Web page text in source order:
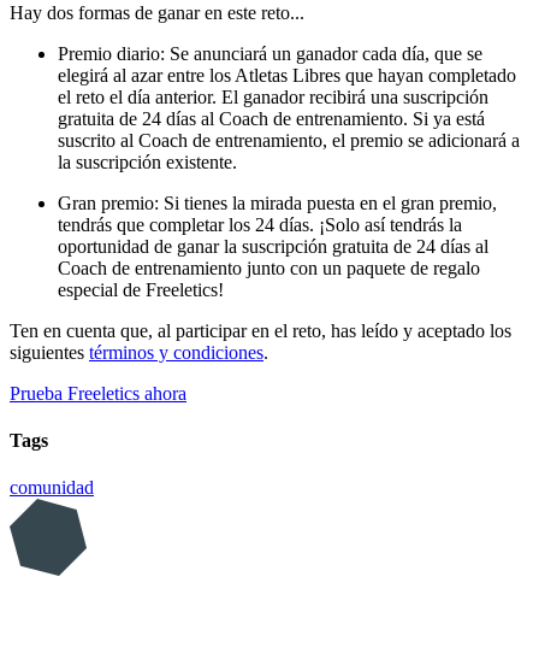
Hay dos formas de ganar en este reto...
Premio diario: Se anunciará un ganador cada día, que se
elegirá al azar entre los Atletas Libres que hayan completado
el reto el día anterior. El ganador recibirá una suscripción
gratuita de 24 días al Coach de entrenamiento. Si ya está
suscrito al Coach de entrenamiento, el premio se adicionará a
la suscripción existente.
Gran premio: Si tienes la mirada puesta en el gran premio,
tendrás que completar los 24 días. ¡Solo así tendrás la
oportunidad de ganar la suscripción gratuita de 24 días al
Coach de entrenamiento junto con un paquete de regalo
especial de Freeletics!
Ten en cuenta que, al participar en el reto, has leído y aceptado los
siguientes términos y condiciones.
Prueba Freeletics ahora
Tags
comunidad